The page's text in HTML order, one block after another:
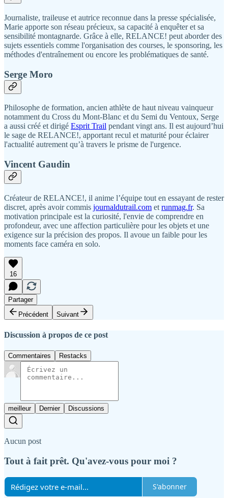
Journaliste, traileuse et autrice reconnue dans la presse spécialisée,
Marie apporte son réseau précieux, sa capacité à enquêter et sa
sensibilité montagnarde. Grâce à elle, RELANCE! peut aborder des
sujets essentiels comme l'organisation des courses, le sponsoring, les
méthodes d'entraînement ou encore les problématiques de santé.
Serge Moro
Philosophe de formation, ancien athlète de haut niveau vainqueur
notamment du Cross du Mont-Blanc et du Semi du Ventoux, Serge
a aussi créé et dirigé Esprit Trail pendant vingt ans. Il est aujourd’hui
le sage de RELANCE!, apportant recul et maturité pour éclairer
l'actualité autrement qu’à travers le prisme de l'urgence.
Vincent Gaudin
Créateur de RELANCE!, il anime l’équipe tout en essayant de rester
discret, après avoir commis journaldutrail.com et runmag.fr. Sa
motivation principale est la curiosité, l'envie de comprendre en
profondeur, avec une affection particulière pour les objets et une
exigence sur la précision des propos. Il avoue un faible pour les
moments face caméra en solo.
16
Partager
Précédent
Suivant
Discussion à propos de ce post
Commentaires Restacks
meilleur Dernier Discussions
Aucun post
Tout à fait prêt. Qu'avez-vous pour moi ?
S'abonner